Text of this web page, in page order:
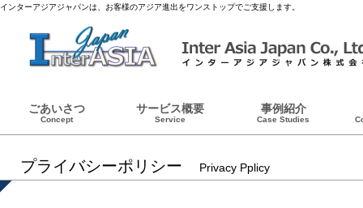
インターアジアジャパンは、お客様のアジア進出をワンストップでご支援します。
ごあいさつ
Concept
サービス概要
Service
事例紹介
Case Studies
プライバシーポリシー Privacy Pplicy